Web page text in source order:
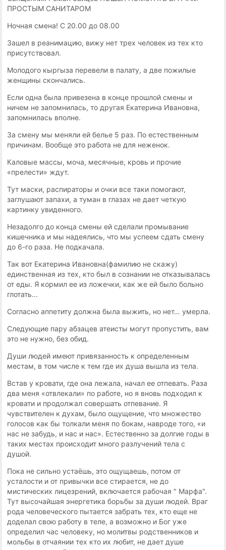
ПРОСТЫМ САНИТАРОМ
Ночная смена! С 20.00 до 08.00
Зашел в реанимацию, вижу нет трех человек из тех кто
присутствовал.
Молодого кыргыза перевели в палату, а две пожилые
женщины скончались.
Если одна была привезена в конце прошлой смены и
ничем не запомнилась, то другая Екатерина Ивановна,
запомнилась вполне.
За смену мы меняли ей белье 5 раз. По естественным
причинам. Вообще это работа не для неженок.
Каловые массы, моча, месячные, кровь и прочие
«прелести» ждут.
Тут маски, распираторы и очки все таки помогают,
заглушают запахи, а туман в глазах не дает четкую
картинку увиденного.
Незадолго до конца смены ей сделали промывание
кишечника и мы надеялись, что мы успеем сдать смену
до 6-го раза. Не подкачала.
Так вот Екатерина Ивановна(фамилию не скажу)
единственная из тех, кто был в сознании не отказывалась
от еды. Я кормил ее из ложечки, как же ей было больно
глотать...
Согласно аппетиту должна была выжить, но нет… умерла.
Следующие пару абзацев атеисты могут пропустить, вам
это не нужно, без обид.
Души людей имеют привязанность к определенным
местам, в том числе к тем где их душа вышла из тела.
Встав у кровати, где она лежала, начал ее отпевать. Раза
два меня «отвлекали» по работе, но я вновь подходил к
кровати и продолжал совершать отпевание. Я
чувствителен к духам, было ощущение, что множество
голосов как бы толкали меня по бокам, навроде того, «и
нас не забудь, и нас и нас». Естественно за долгие годы в
таких местах происходит много разлучений тела с
душой.
Пока не сильно устаёшь, это ощущаешь, потом от
усталости и от привычки все стирается, не до
мистических лицезрений, включается рабочая " Марфа".
Тут высочайшая энергетика борьбы за души людей. Враг
рода человеческого пытается забрать тех, кто еще не
доделал свою работу в теле, а возможно и Бог уже
определил час человеку, но молитвы родственников и
мольбы в отчаянии тех кто их любит, не дает душе